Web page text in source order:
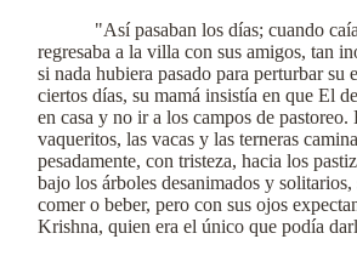
"Así pasaban los días; cuando
regresaba a la villa con sus amigos, tan
si nada hubiera pasado para perturbar su
ciertos días, su mamá insistía en que El
en casa y no ir a los campos de pastoreo.
vaqueritos, las vacas y las terneras
pesadamente, con tristeza, hacia los
bajo los árboles desanimados y solitarios,
comer o beber, pero con sus ojos
Krishna, quien era el único que podía